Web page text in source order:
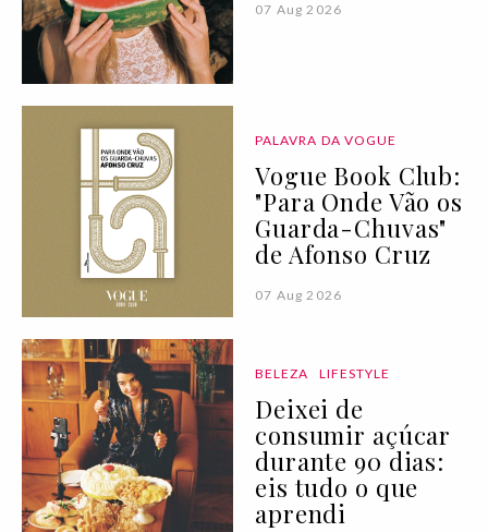
07 Aug 2026
PALAVRA DA VOGUE
Vogue Book Club:
"Para Onde Vão os
Guarda-Chuvas"
de Afonso Cruz
07 Aug 2026
BELEZA LIFESTYLE
Deixei de
consumir açúcar
durante 90 dias:
eis tudo o que
aprendi